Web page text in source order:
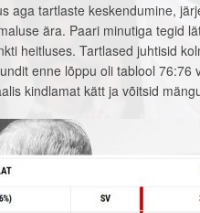
aga tartlaste keskendumine,
ära. Paari minutiga tegid
heitluses. Tartlased juhtisid
enne lõppu oli tablool 76:76
kindlamat kätt ja võitsid